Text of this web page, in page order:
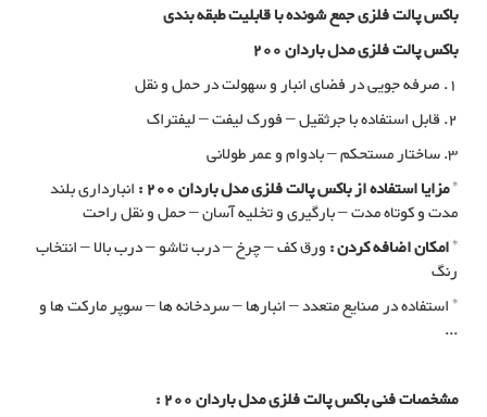
باکس پالت فلزی جمع شونده با قابلیت طبقه بندی
باکس پالت فلزی مدل باردان 200
1. صرفه جویی در فضای انبار و سهولت در حمل و نقل
2. قابل استفاده با جرثقیل – فورک لیفت – لیفتراک
3. ساختار مستحکم – بادوام و عمر طولانی
*مزایا استفاده از باکس پالت فلزی مدل باردان 200 :
انبارداری بلند
مدت و کوتاه مدت – بارگیری و تخلیه آسان – حمل و نقل راحت
*امکان اضافه کردن :ورق کف – چرخ – درب تاشو – درب بالا – انتخاب
رنگ
* استفاده در صنایع متعدد – انبارها – سردخانه ها – سوپر مارکت ها و
...
مشخصات فنی باکس پالت فلزی مدل باردان 200 :